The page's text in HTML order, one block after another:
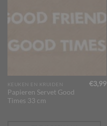
KEUKEN EN KRUIDEN
Papieren Servet Good
Times 33 cm
€3,99